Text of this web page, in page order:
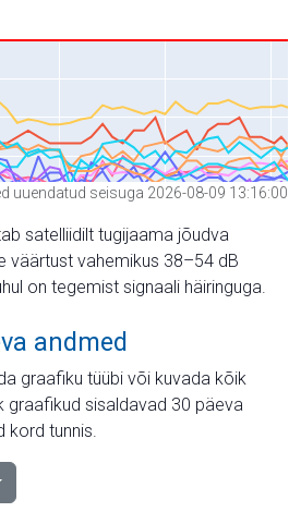
uuendatud seisuga 2026-08-09 13:16:00
satelliidilt tugijaama jõudva
väärtust vahemikus 38–54 dB
on tegemist signaali häiringuga.
andmed
graafiku tüübi või kuvada kõik
graafikud sisaldavad 30 päeva
kord tunnis.